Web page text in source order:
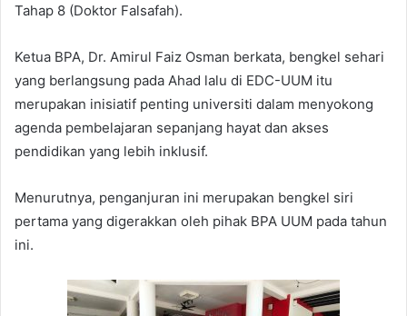
Tahap 8 (Doktor Falsafah).
Ketua BPA, Dr. Amirul Faiz Osman berkata, bengkel sehari
yang berlangsung pada Ahad lalu di EDC-UUM itu
merupakan inisiatif penting universiti dalam menyokong
agenda pembelajaran sepanjang hayat dan akses
pendidikan yang lebih inklusif.
Menurutnya, penganjuran ini merupakan bengkel siri
pertama yang digerakkan oleh pihak BPA UUM pada tahun
ini.